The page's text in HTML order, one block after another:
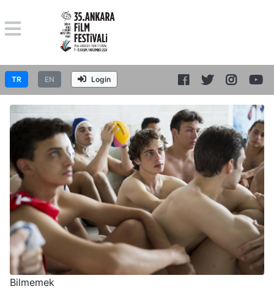
TR EN Login
Bilmemek